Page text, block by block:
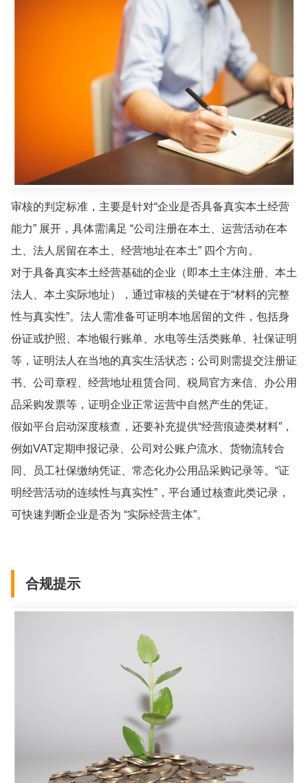
审核的判定标准，主要是针对“企业是否具备真实本土经营
能力” 展开，具体需满足 “公司注册在本土、运营活动在本
土、法人居留在本土、经营地址在本土” 四个方向。
对于具备真实本土经营基础的企业（即本土主体注册、本土
法人、本土实际地址），通过审核的关键在于“材料的完整
性与真实性”。法人需准备可证明本地居留的文件，包括身
份证或护照、本地银行账单、水电等生活类账单、社保证明
等，证明法人在当地的真实生活状态；公司则需提交注册证
书、公司章程、经营地址租赁合同、税局官方来信、办公用
品采购发票等，证明企业正常运营中自然产生的凭证。
假如平台启动深度核查，还要补充提供“经营痕迹类材料”，
例如VAT定期申报记录、公司对公账户流水、货物流转合
同、员工社保缴纳凭证、常态化办公用品采购记录等。“证
明经营活动的连续性与真实性”，平台通过核查此类记录，
可快速判断企业是否为 “实际经营主体”。
合规提示